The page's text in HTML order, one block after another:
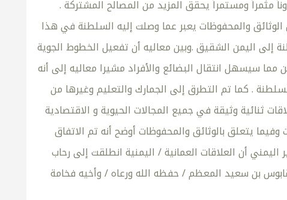
مثمراً ومستمراً يحقق المزيد من المصالح المشتركة .
والمحفوظات يعبر عما وصلت إليه السلطنة في هذا
إلى اليمن الشقيق .وبين معاليه أن تفعيل الخطوط الجوية
سيسهل انتقال البضائع والأفراد مشيرا معاليه إلى أنه
. كما تم التطرق إلى الجمارك والتعليم وغيرها من
ثنائية وثيقة في جميع المجالات الحيوية و الاقتصادية
يتعلق بالوثائق والمحفوظات أوضح أنه تم الاتفاق
اليمني أن العلاقات العمانية / اليمنية انطلقت إلى رحاب
بن سعيد المعظم / حفظه الله ورعاه / وأخيه فخامة